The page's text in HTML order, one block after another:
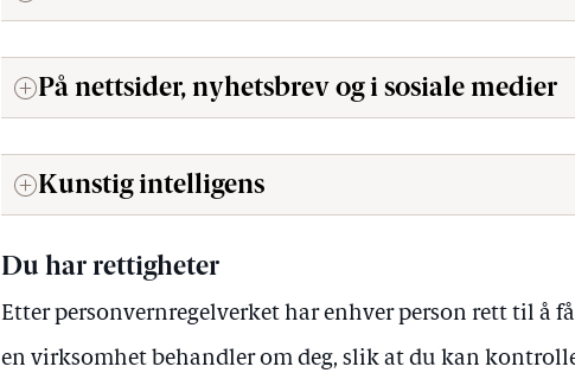
På nettsider, nyhetsbrev og i sosiale medier
Kunstig intelligens
Du har rettigheter
Etter personvernregelverket har enhver person rett til å
en virksomhet behandler om deg, slik at du kan